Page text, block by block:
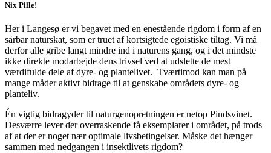
Nix Pille!
Her i Langesø er vi begavet med en enestående rigdom i form af en
sårbar naturskat, som er truet af kortsigtede egoistiske tiltag. Vi må
derfor alle gribe langt mindre ind i naturens gang, og i det mindste
ikke direkte modarbejde dens trivsel ved at udslette de mest
værdifulde dele af dyre- og plantelivet. Tværtimod kan man på
mange måder aktivt bidrage til at genskabe områdets dyre- og
planteliv.
Én vigtig bidragyder til naturgenopretningen er netop Pindsvinet.
Desværre lever der overraskende få eksemplarer i området, på trods
af at der er noget nær optimale livsbetingelser. Måske det hænger
sammen med nedgangen i insektlivets rigdom?